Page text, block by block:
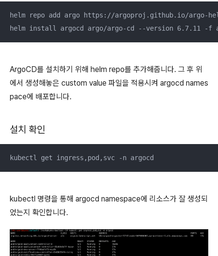
helm repo add argo https://argoproj.github.io/argo-
helm install argocd argo/argo-cd --version 6.7.11 -f
ArgoCD를 설치하기 위해 helm repo를 추가해줍니다. 그 후 위
에서 생성해놓은 custom value 파일을 적용시켜 argocd names
pace에 배포합니다.
설치 확인
kubectl get ingress,pod,svc -n argocd
kubectl 명령을 통해 argocd namespace에 리소스가 잘 생성되
었는지 확인합니다.